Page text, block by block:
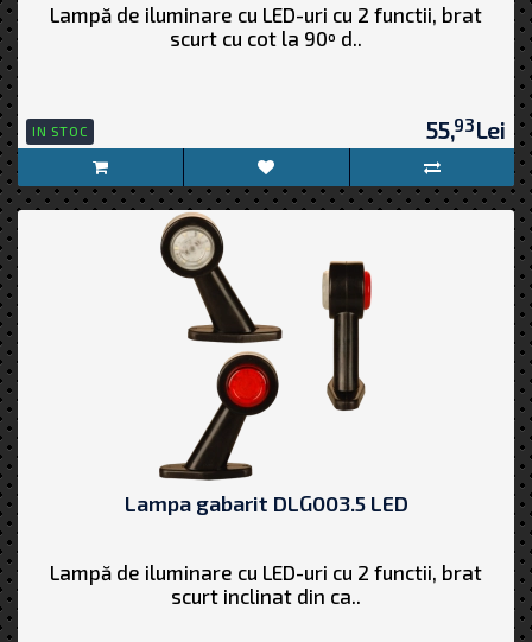
Lampă de iluminare cu LED-uri cu 2 functii, brat
scurt cu cot la 90º d..
IN STOC 55,93Lei
Lampa gabarit DLG003.5 LED
Lampă de iluminare cu LED-uri cu 2 functii, brat
scurt inclinat din ca..